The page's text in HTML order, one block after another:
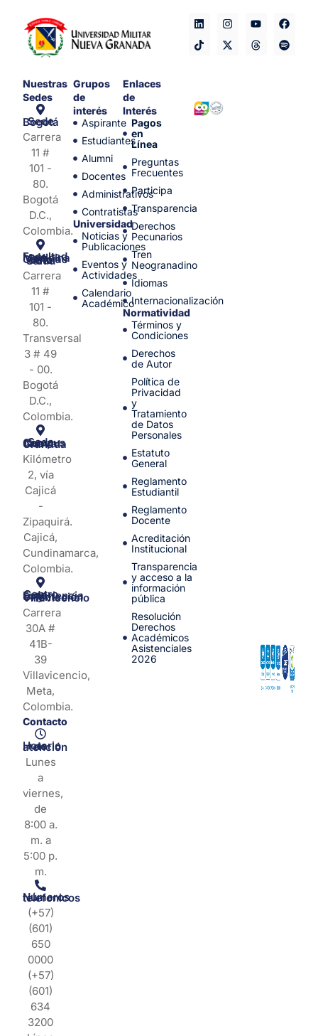
Nuestras
Sedes
Sede Bogotá
Carrera
11 #
101 -
80.
Bogotá
D.C.,
Colombia.
Facultad de Medicina y Ciencias de la Salud
Carrera
11 #
101 -
80.
Transversal
3 # 49
- 00.
Bogotá
D.C.,
Colombia.
Sede Campus Nueva Granada
Kilómetro
2, vía
Cajicá
-
Zipaquirá.
Cajicá,
Cundinamarca,
Colombia.
Centro de Experiencia y Orientación Villavicencio
Carrera
30A #
41B-
39
Villavicencio,
Meta,
Colombia.
Contacto
Horario de atención
Lunes
a
viernes,
de
8:00 a.
m. a
5:00 p.
m.
Números telefonicos
(+57)
(601)
650
0000
(+57)
(601)
634
3200
Grupos
de
interés
Aspirante
Estudiantes
Alumni
Docentes
Administrativos
Contratistas
Universidad
Noticias y
Publicaciones
Eventos y
Actividades
Calendario
Académico
Enlaces
de
Interés
Pagos
en
Línea
Preguntas
Frecuentes
Participa
Transparencia
Derechos
Pecunarios
Tren
Neogranadino
Idiomas
Internacionalización
Normatividad
Términos y
Condiciones
Derechos
de Autor
Política de
Privacidad
y
Tratamiento
de Datos
Personales
Estatuto
General
Reglamento
Estudiantil
Reglamento
Docente
Acreditación
Institucional
Transparencia
y acceso a la
información
pública
Resolución
Derechos
Académicos
Asistenciales
2026